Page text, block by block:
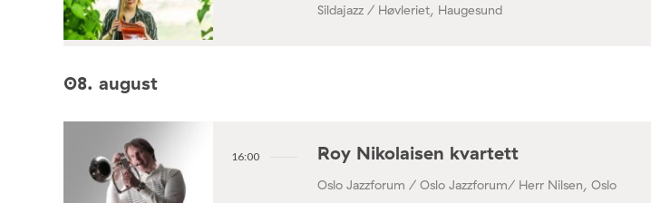
Sildajazz / Høvleriet, Haugesund
08. august
16:00 Roy Nikolaisen kvartett
Oslo Jazzforum / Oslo Jazzforum/ Herr Nilsen, Oslo